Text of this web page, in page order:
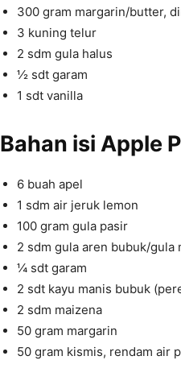
300 gram margarin/butter,
3 kuning telur
2 sdm gula halus
½ sdt garam
1 sdt vanilla
Bahan isi Apple
6 buah apel
1 sdm air jeruk lemon
100 gram gula pasir
2 sdm gula aren bubuk/gula
¼ sdt garam
2 sdt kayu manis bubuk
2 sdm maizena
50 gram margarin
50 gram kismis, rendam air